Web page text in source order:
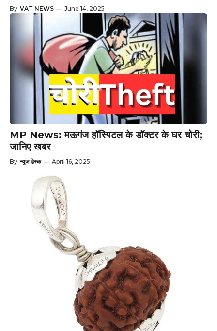
By VAT NEWS — June 14, 2025
MP News: मऊगंज हॉस्पिटल के डॉक्टर के घर चोरी;
जानिए खबर
By न्यूज डेस्क — April 16, 2025